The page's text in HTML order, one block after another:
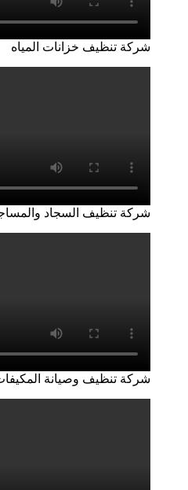
شركة تنظيف خزانات المياه
شركة تنظيف السجاد
شركة تنظيف وصيانة